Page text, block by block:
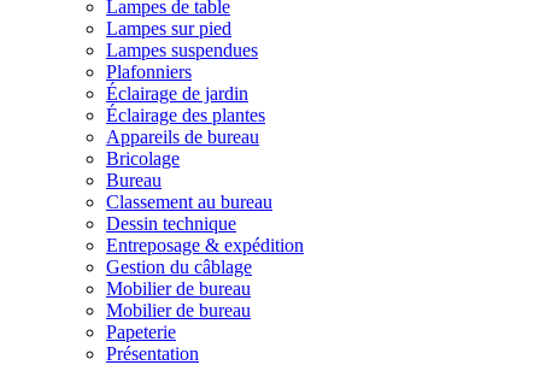
Lampes de table
Lampes sur pied
Lampes suspendues
Plafonniers
Éclairage de jardin
Éclairage des plantes
Appareils de bureau
Bricolage
Bureau
Classement au bureau
Dessin technique
Entreposage & expédition
Gestion du câblage
Mobilier de bureau
Mobilier de bureau
Papeterie
Présentation